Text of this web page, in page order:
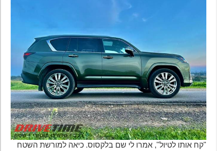
"קח אותו לטיול", אמרו לי שם בלקסוס. כיאה למורשת השטח